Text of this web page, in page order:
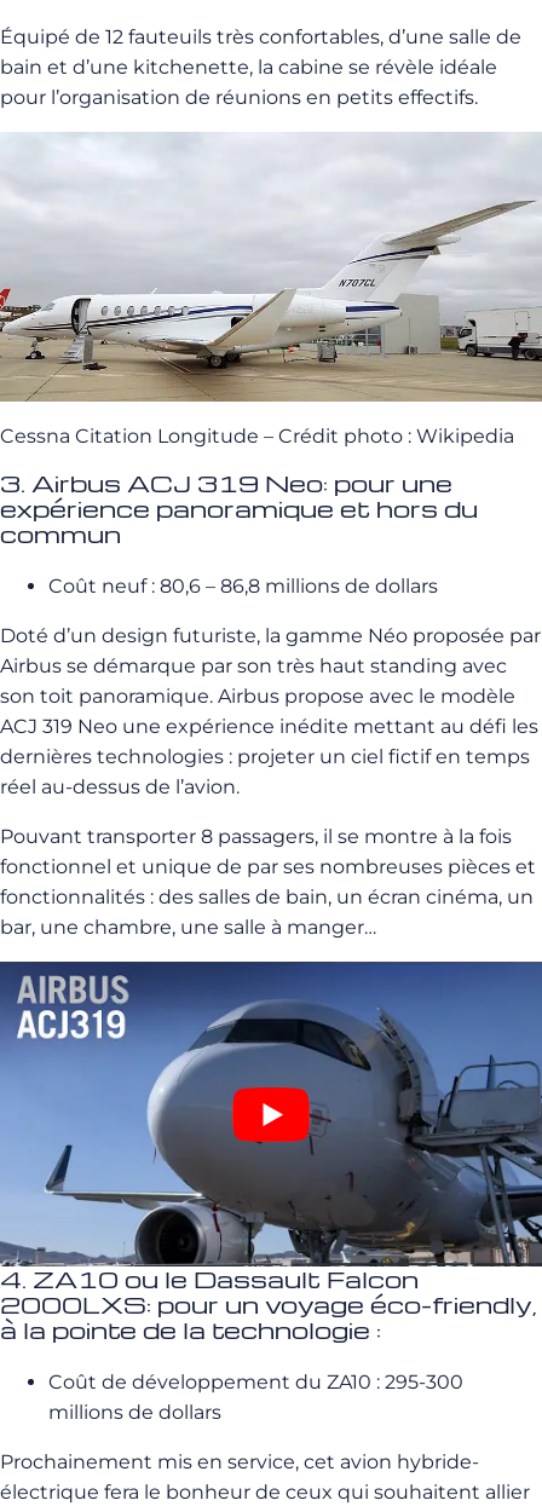
Équipé de 12 fauteuils très confortables, d’une salle de
bain et d’une kitchenette, la cabine se révèle idéale
pour l’organisation de réunions en petits effectifs.
Cessna Citation Longitude – Crédit photo : Wikipedia
3. Airbus ACJ 319 Neo: pour une
expérience panoramique et hors du
commun
Coût neuf : 80,6 – 86,8 millions de dollars
Doté d’un design futuriste, la gamme Néo proposée par
Airbus se démarque par son très haut standing avec
son toit panoramique. Airbus propose avec le modèle
ACJ 319 Neo une expérience inédite mettant au défi les
dernières technologies : projeter un ciel fictif en temps
réel au-dessus de l’avion.
Pouvant transporter 8 passagers, il se montre à la fois
fonctionnel et unique de par ses nombreuses pièces et
fonctionnalités : des salles de bain, un écran cinéma, un
bar, une chambre, une salle à manger…
4. ZA10 ou le Dassault Falcon
2000LXS: pour un voyage éco-friendly,
à la pointe de la technologie :
Coût de développement du ZA10 : 295-300
millions de dollars
Prochainement mis en service, cet avion hybride-
électrique fera le bonheur de ceux qui souhaitent allier